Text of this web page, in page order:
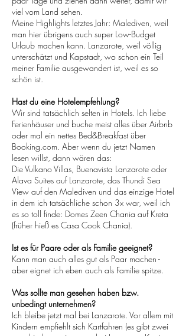
viel vom Land sehen.
Meine Highlights letztes Jahr: Malediven, weil
man hier übrigens auch super Low-Budget
Urlaub machen kann. Lanzarote, weil völlig
unterschätzt und Kapstadt, wo schon ein Teil
meiner Familie ausgewandert ist, weil es so
schön ist.
Hast du eine Hotelempfehlung?
Wir sind tatsächlich selten in Hotels. Ich liebe
Ferienhäuser und buche meist alles über Airbnb
oder mal ein nettes Bed&Breakfast über
Booking.com. Aber wenn du jetzt Namen
lesen willst, dann wären das:
Die Vulkano Villas, Buenavista Lanzarote oder
Alava Suites auf Lanzarote, das Thundi Sea
View auf den Malediven und das einzige Hotel
in dem ich tatsächliche schon 3x war, weil ich
es so toll finde: Domes Zeen Chania auf Kreta
(früher hieß es Casa Cook Chania).
Ist es für Paare oder als Familie geeignet?
Kann man auch alles gut als Paar machen -
aber eignet ich eben auch als Familie spitze.
Was sollte man gesehen haben bzw.
unbedingt unternehmen?
Ich bleibe jetzt mal bei Lanzarote. Vor allem mit
Kindern empfiehlt sich Kartfahren (es gibt zwei